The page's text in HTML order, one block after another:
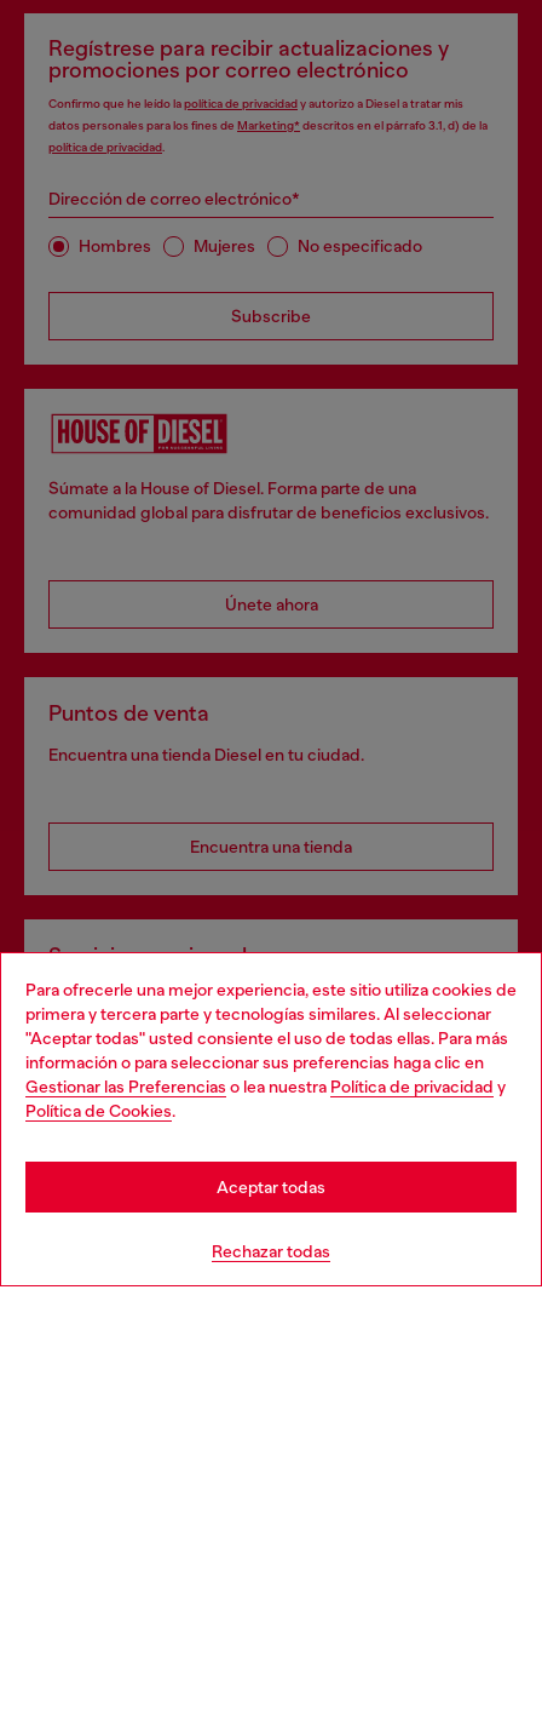
Para ofrecerle una mejor experiencia, este sitio utiliza cookies de
primera y tercera parte y tecnologías similares. Al seleccionar
"Aceptar todas" usted consiente el uso de todas ellas. Para más
información o para seleccionar sus preferencias haga clic en
Gestionar las Preferencias o lea nuestra Política de privacidad y
Política de Cookies.
Rechazar todas
Aceptar todas
Regístrese para recibir actualizaciones y
promociones por correo electrónico
Confirmo que he leído lapolítica de privacidady autorizo a Diesel a tratar mis
datos personales para los fines de Marketing*descritos en el párrafo 3.1, d) de la
política de privacidad
Dirección de correo electrónico*
Hombres Mujeres No especificado
Subscribe
Súmate a la House of Diesel. Forma parte de una
comunidad global para disfrutar de beneficios exclusivos.
Únete ahora
Puntos de venta
Encuentra una tienda Diesel en tu ciudad.
Encuentra una tienda
Servicios omnicanal
Descubre todos nuestros servicios, tanto en línea como
en la tienda.
Choose your location
You are currently browsing España website, but it seems you
may be based in United States